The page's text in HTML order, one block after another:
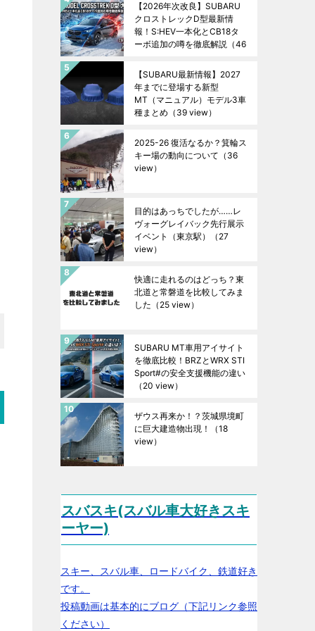
【2026年次改良】SUBARU
クロストレックD型最新情
報！S:HEV一本化とCB18タ
ーボ追加の噂を徹底解説 （46
【SUBARU最新情報】2027
年までに登場する新型
MT（マニュアル）モデル3車
種まとめ （39 view）
2025-26 復活なるか？箕輪ス
キー場の動向について （36
view）
目的はあっちでしたが……レ
ヴォーグレイバック先行展示
イベント（東京駅）
（27
view）
快適に走れるのはどっち？東
北道と常磐道を比較してみま
した （25 view）
SUBARU MT車用アイサイト
を徹底比較！BRZとWRX STI
Sport#の安全支援機能の違い
（20 view）
ザウス再来か！？茨城県境町
に巨大建造物出現！
（18
view）
スバスキ(スバル車大好きスキ
ーヤー)
スキー、スバル車、ロードバイク、鉄道好き
です。
投稿動画は基本的にブログ（下記リンク参照
ください）